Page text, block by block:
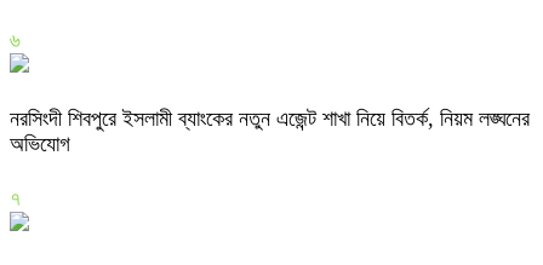
৬
নরসিংদী শিবপুরে ইসলামী ব্যাংকের নতুন এজেন্ট শাখা নিয়ে বিতর্ক, নিয়ম লঙ্ঘনের
অভিযোগ
৭